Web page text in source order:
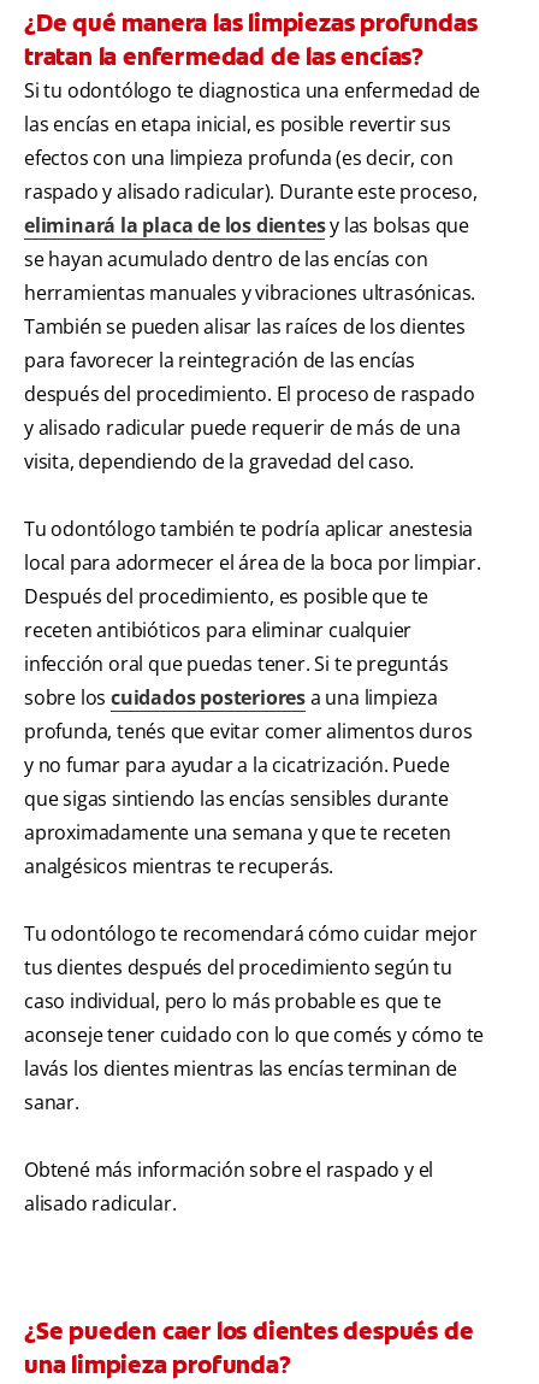
¿De qué manera las limpiezas profundas
tratan la enfermedad de las encías?
Si tu odontólogo te diagnostica una enfermedad de
las encías en etapa inicial, es posible revertir sus
efectos con una limpieza profunda (es decir, con
raspado y alisado radicular). Durante este proceso,
eliminará la placa de los dientesy las bolsas que
se hayan acumulado dentro de las encías con
herramientas manuales y vibraciones ultrasónicas.
También se pueden alisar las raíces de los dientes
para favorecer la reintegración de las encías
después del procedimiento. El proceso de raspado
y alisado radicular puede requerir de más de una
visita, dependiendo de la gravedad del caso.
Tu odontólogo también te podría aplicar anestesia
local para adormecer el área de la boca por limpiar.
Después del procedimiento, es posible que te
receten antibióticos para eliminar cualquier
infección oral que puedas tener. Si te preguntás
sobre los cuidados posterioresa una limpieza
profunda, tenés que evitar comer alimentos duros
y no fumar para ayudar a la cicatrización. Puede
que sigas sintiendo las encías sensibles durante
aproximadamente una semana y que te receten
analgésicos mientras te recuperás.
Tu odontólogo te recomendará cómo cuidar mejor
tus dientes después del procedimiento según tu
caso individual, pero lo más probable es que te
aconseje tener cuidado con lo que comés y cómo te
lavás los dientes mientras las encías terminan de
sanar.
Obtené más información sobre el raspado y el
alisado radicular.
¿Se pueden caer los dientes después de
una limpieza profunda?